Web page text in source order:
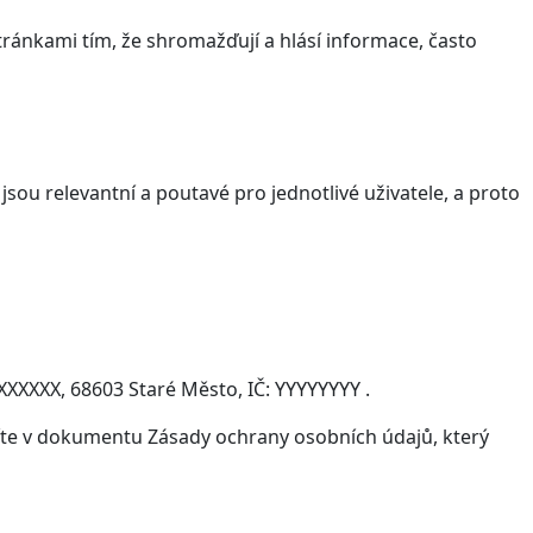
tím, že shromažďují a hlásí informace, často
relevantní a poutavé pro jednotlivé uživatele, a proto
68603 Staré Město, IČ: YYYYYYYY .
v dokumentu Zásady ochrany osobních údajů, který